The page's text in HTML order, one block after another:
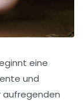
eine
und
aufregenden